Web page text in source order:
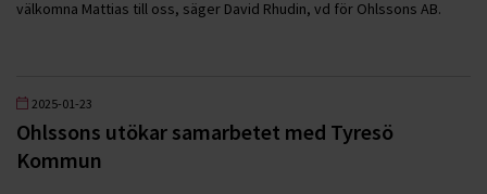
välkomna Mattias till oss, säger David Rhudin, vd för Ohlssons AB.
2025-01-23
Ohlssons utökar samarbetet med Tyresö
Kommun